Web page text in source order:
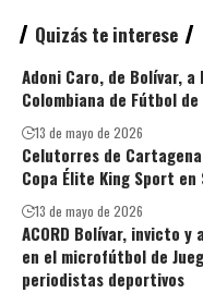
Quizás te interese
Adoni Caro, de Bolívar,
Colombiana de Fútbol de
13 de mayo de 2026
Celutorres de
Copa Élite King Sport en
13 de mayo de 2026
ACORD Bolívar, invicto
en el microfútbol de
periodistas deportivos